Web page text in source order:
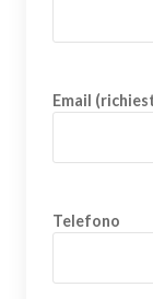
Email
Telefono